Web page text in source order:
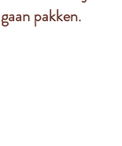
pakken.